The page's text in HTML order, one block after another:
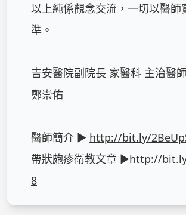
以上純係觀念交流，一切以醫師
準。
吉安醫院副院長 家醫科 主治醫
鄭崇佑
醫師簡介 ► http://bit.ly/
帶狀皰疹衛教文章 ►http://
8